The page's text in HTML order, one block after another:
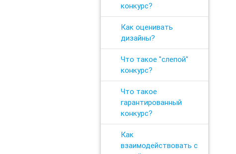
конкурс?
Как оценивать
дизайны?
Что такое "слепой"
конкурс?
Что такое
гарантированный
конкурс?
Как
взаимодействовать с